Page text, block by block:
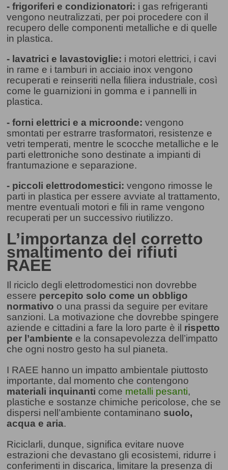
- frigoriferi e condizionatori: i gas refrigeranti
vengono neutralizzati, per poi procedere con il
recupero delle componenti metalliche e di quelle
in plastica.
- lavatrici e lavastoviglie: i motori elettrici, i cavi
in rame e i tamburi in acciaio inox vengono
recuperati e reinseriti nella filiera industriale, così
come le guarnizioni in gomma e i pannelli in
plastica.
- forni elettrici e a microonde:vengono
smontati per estrarre trasformatori, resistenze e
vetri temperati, mentre le scocche metalliche e le
parti elettroniche sono destinate a impianti di
frantumazione e separazione.
- piccoli elettrodomestici:vengono rimosse le
parti in plastica per essere avviate al trattamento,
mentre eventuali motori e fili in rame vengono
recuperati per un successivo riutilizzo.
L’importanza del corretto
smaltimento dei rifiuti
RAEE
Il riciclo degli elettrodomestici non dovrebbe
essere percepito solo come un obbligo
normativo o una prassi da seguire per evitare
sanzioni. La motivazione che dovrebbe spingere
aziende e cittadini a fare la loro parte è il rispetto
per l’ambiente e la consapevolezza dell’impatto
che ogni nostro gesto ha sul pianeta.
I RAEE hanno un impatto ambientale piuttosto
importante, dal momento che contengono
materiali inquinanti come metalli pesanti,
plastiche e sostanze chimiche pericolose, che se
dispersi nell’ambiente contaminano suolo,
acqua e aria.
Riciclarli, dunque, significa evitare nuove
estrazioni che devastano gli ecosistemi, ridurre i
conferimenti in discarica, limitare la presenza di